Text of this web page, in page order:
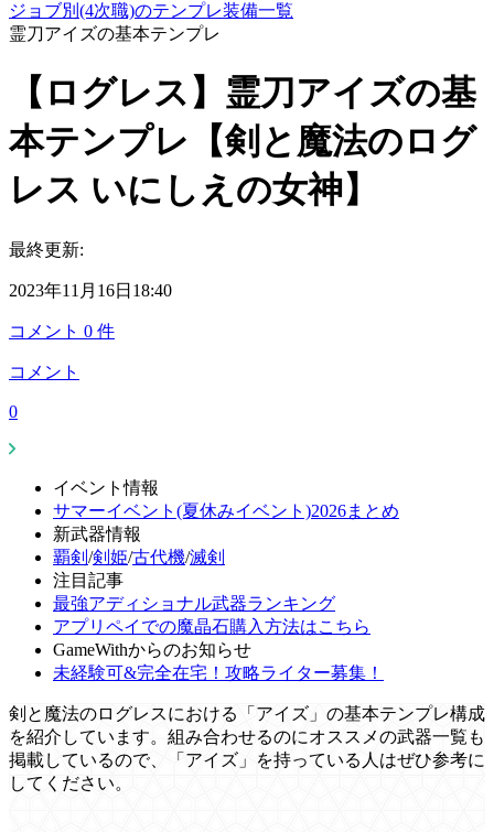
ジョブ別(4次職)のテンプレ装備一覧
霊刀アイズの基本テンプレ
【ログレス】霊刀アイズの基
本テンプレ【剣と魔法のログ
レス いにしえの女神】
最終更新:
2023年11月16日18:40
コメント 0 件
コメント
0
イベント情報
サマーイベント(夏休みイベント)2026まとめ
新武器情報
覇剣 /剣姫/古代機/滅剣
注目記事
最強アディショナル武器ランキング
アプリペイでの魔晶石購入方法はこちら
GameWithからのお知らせ
未経験可&完全在宅！攻略ライター募集！
剣と魔法のログレスにおける「アイズ」の基本テンプレ構成
を紹介しています。組み合わせるのにオススメの武器一覧も
掲載しているので、「アイズ」を持っている人はぜひ参考に
してください。